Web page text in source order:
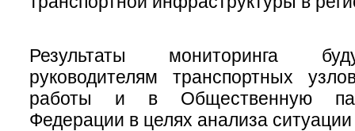
Результаты мониторинга
руководителям транспортных
работы и в Общественную
Федерации в целях анализа